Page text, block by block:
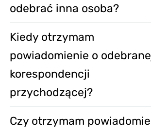
odebrać inna osoba?
Kiedy otrzymam
powiadomienie o
korespondencji
przychodzącej?
Czy otrzymam